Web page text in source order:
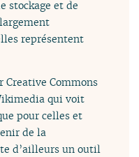
stockage et de
représentent
Creative Commons
qui voit
pour celles et
de la
d’ailleurs un outil